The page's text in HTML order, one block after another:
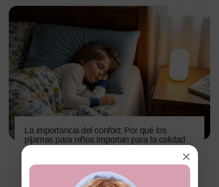
La importancia del confort: Por qué los
pijamas para niños importan para la calidad
del sueño